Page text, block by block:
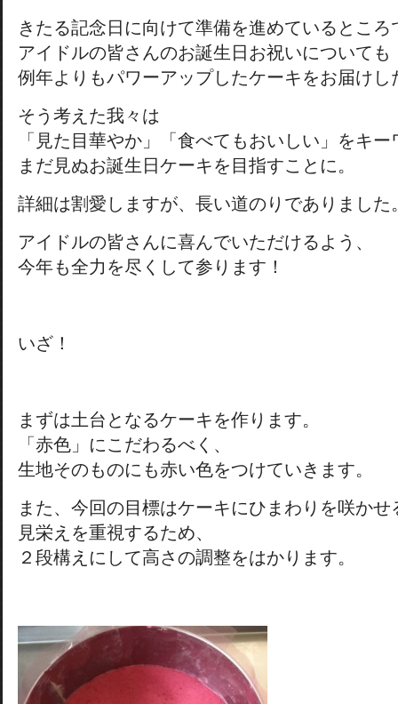
きたる記念日に向けて準備を進めているとこ
アイドルの皆さんのお誕生日お祝いについても
例年よりもパワーアップしたケーキをお届け
そう考えた我々は
「見た目華やか」「食べてもおいしい」をキー
まだ見ぬお誕生日ケーキを目指すことに。
詳細は割愛しますが、長い道のりでありました
アイドルの皆さんに喜んでいただけるよう、
今年も全力を尽くして参ります！
いざ！
まずは土台となるケーキを作ります。
「赤色」にこだわるべく、
生地そのものにも赤い色をつけていきます。
また、今回の目標はケーキにひまわりを咲かせ
見栄えを重視するため、
２段構えにして高さの調整をはかります。